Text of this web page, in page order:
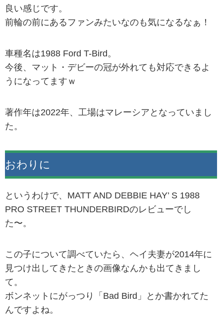
良い感じです。
前輪の前にあるファンみたいなのも気になるなぁ！
車種名は1988 Ford T-Bird。
今後、マット・デビーの冠が外れても対応できるよ
うになってますｗ
著作年は2022年、工場はマレーシアとなっていまし
た。
おわりに
というわけで、MATT AND DEBBIE HAY’ S 1988
PRO STREET THUNDERBIRDのレビューでし
た〜。
この子について調べていたら、ヘイ夫妻が2014年に
見つけ出してきたときの画像なんかも出てきまし
て。
ボンネットにがっつり「Bad Bird」とか書かれてた
んですよね。